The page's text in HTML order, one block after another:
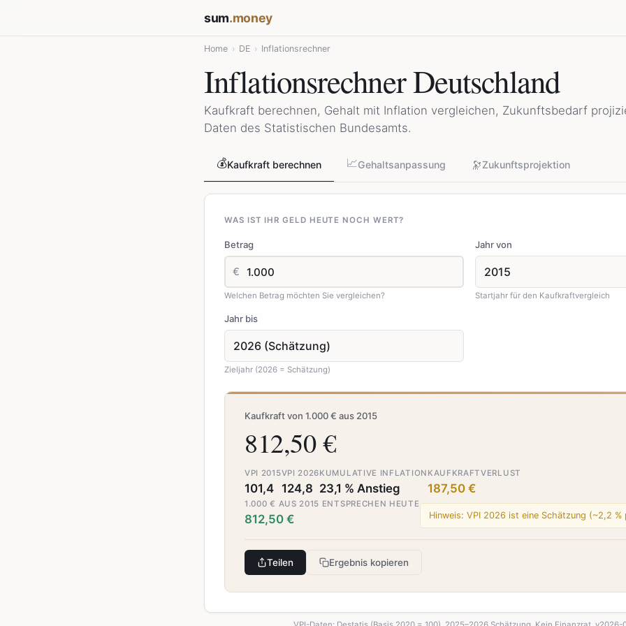
sum.money
Home › DE › Inflationsrechner
Inflationsrechner Deutschland
Kaufkraft berechnen, Gehalt mit Inflation vergleichen, Zukunftsbedarf
Daten des Statistischen Bundesamts.
💰Kaufkraft berechnen 📈Gehaltsanpassung 🔭Zukunftsprojektion
WAS IST IHR GELD HEUTE NOCH WERT?
Betrag
€
Welchen Betrag möchten Sie vergleichen?
Jahr von
Startjahr für den Kaufkraftvergleich
Jahr bis
Zieljahr (2026 = Schätzung)
Kaufkraft von 1.000 € aus 2015
812,50 €
VPI 2015
101,4
VPI 2026
124,8
KUMULATIVE INFLATION
23,1 % Anstieg
KAUFKRAFTVERLUST
187,50 €
1.000 € AUS 2015 ENTSPRECHEN HEUTE
812,50 € Hinweis: VPI 2026 ist eine Schätzung (~2,2 %
Teilen Ergebnis kopieren